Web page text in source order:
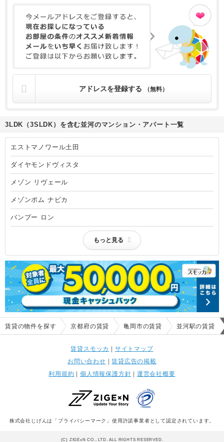
アドレスを登録する （無料）
3LDK（3SLDK）を含む並河のマンション・アパート一覧
エストマノワール土田
ダイヤモンドヴィスタ
メゾン リヴェール
メゾンポム ナビカ
バンブー ロン
もっと見る
賃貸の物件を探す 京都府の賃貸 亀岡市の賃貸 並河駅の賃貸
賃貸スモッカ | サイトマップ
お問い合わせ |賃貸広告の掲載
利用規約 | 個人情報保護方針 | 運営会社概要
株式会社じげんは「プライバシーマーク」使用許諾事業者として認定されています。
(C) ZIGExN CO., LTD. ALL RIGHTS RESERVED.